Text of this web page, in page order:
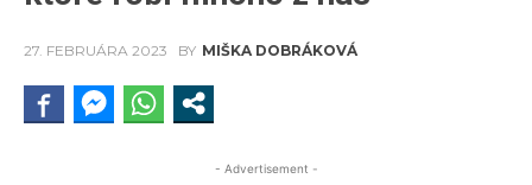
27. FEBRUÁRA 2023 BY MIŠKA DOBRÁKOVÁ
- Advertisement -